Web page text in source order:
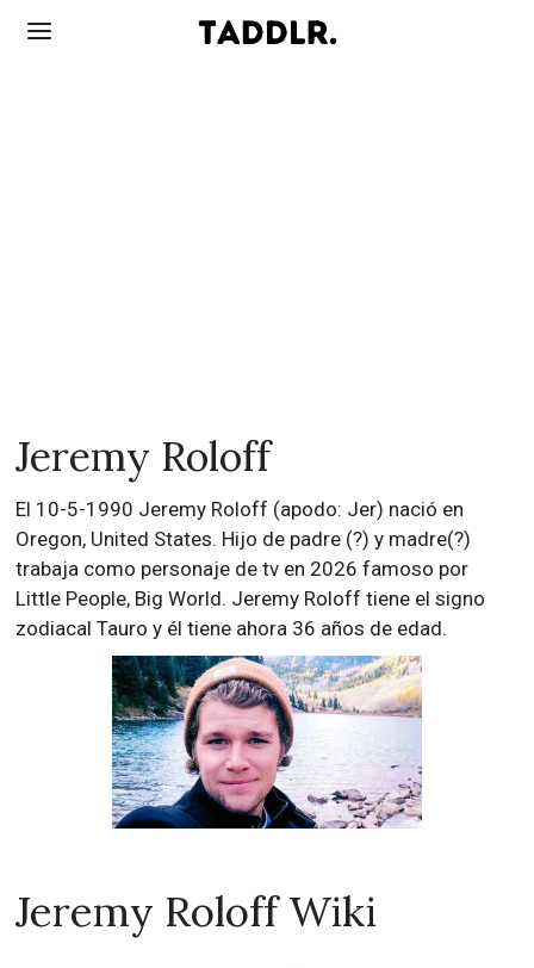
Jeremy Roloff
El 10-5-1990 Jeremy Roloff (apodo: Jer) nació en
Oregon, United States. Hijo de padre (?) y madre(?)
trabaja como personaje de tv en 2026 famoso por
Little People, Big World. Jeremy Roloff tiene el signo
zodiacal Tauro y él tiene ahora 36 años de edad.
Jeremy Roloff Wiki